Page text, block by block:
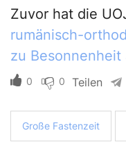
Zuvor hat die
rumänisch-
zu Besonnenheit
0 0 Teilen
Große Fastenzeit